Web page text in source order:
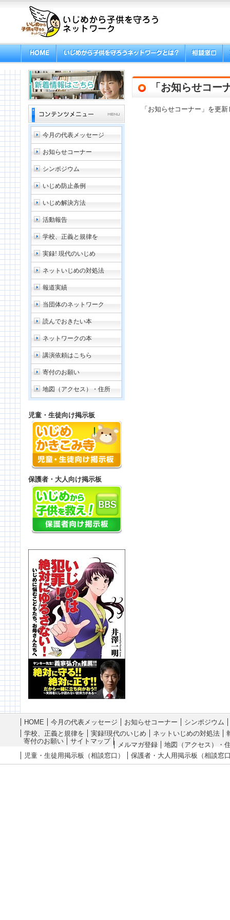
今月の代表メッセージ
お知らせコーナー
シンポジウム
いじめ防止条例
いじめ解決方法
活動報告
学校、正義と規律を
実録! 現代のいじめ
ネットいじめの対処法
報道実績
当団体のネットワーク
読んでおきたい本
ネットワークの本
講演依頼はこちら
寄付のお願い
地図（アクセス）・住所
児童・生徒向け掲示板
保護者・大人向け掲示板
「お知らせコー
「お知らせコーナー」を更
HOME 今月の代表メッセージ お知らせコーナー
シンポジウム
学校、正義と規律を
実録!現代のいじめ ネットいじめの対処法
寄付のお願い
サイトマップ メルマガ登録
地図（アクセス）・
児童・生徒用掲示板（相談窓口）
保護者・大人用掲示板（相談窓